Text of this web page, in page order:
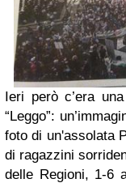
Ieri però c’era
“Leggo”:
foto di un'assolata
di ragazzini
delle Regioni, 1-6